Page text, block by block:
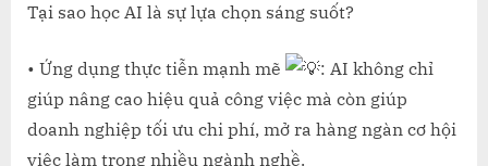
CẦU
Tại sao học AI là sự lựa chọn sáng suốt?
• Ứng dụng thực tiễn mạnh mẽ
: AI không chỉ
giúp nâng cao hiệu quả công việc mà còn giúp
doanh nghiệp tối ưu chi phí, mở ra hàng ngàn cơ hội
việc làm trong nhiều ngành nghề.